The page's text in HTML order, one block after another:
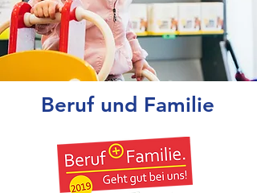
Beruf und Familie